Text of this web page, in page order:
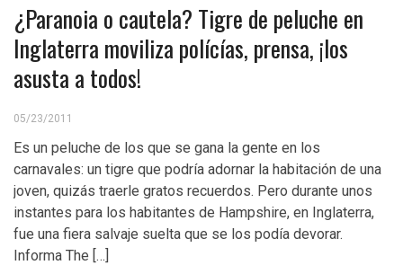
¿Paranoia o cautela? Tigre de peluche en
Inglaterra moviliza polícías, prensa, ¡los
asusta a todos!
05/23/2011
Es un peluche de los que se gana la gente en los
carnavales: un tigre que podría adornar la habitación de una
joven, quizás traerle gratos recuerdos. Pero durante unos
instantes para los habitantes de Hampshire, en Inglaterra,
fue una fiera salvaje suelta que se los podía devorar.
Informa The […]